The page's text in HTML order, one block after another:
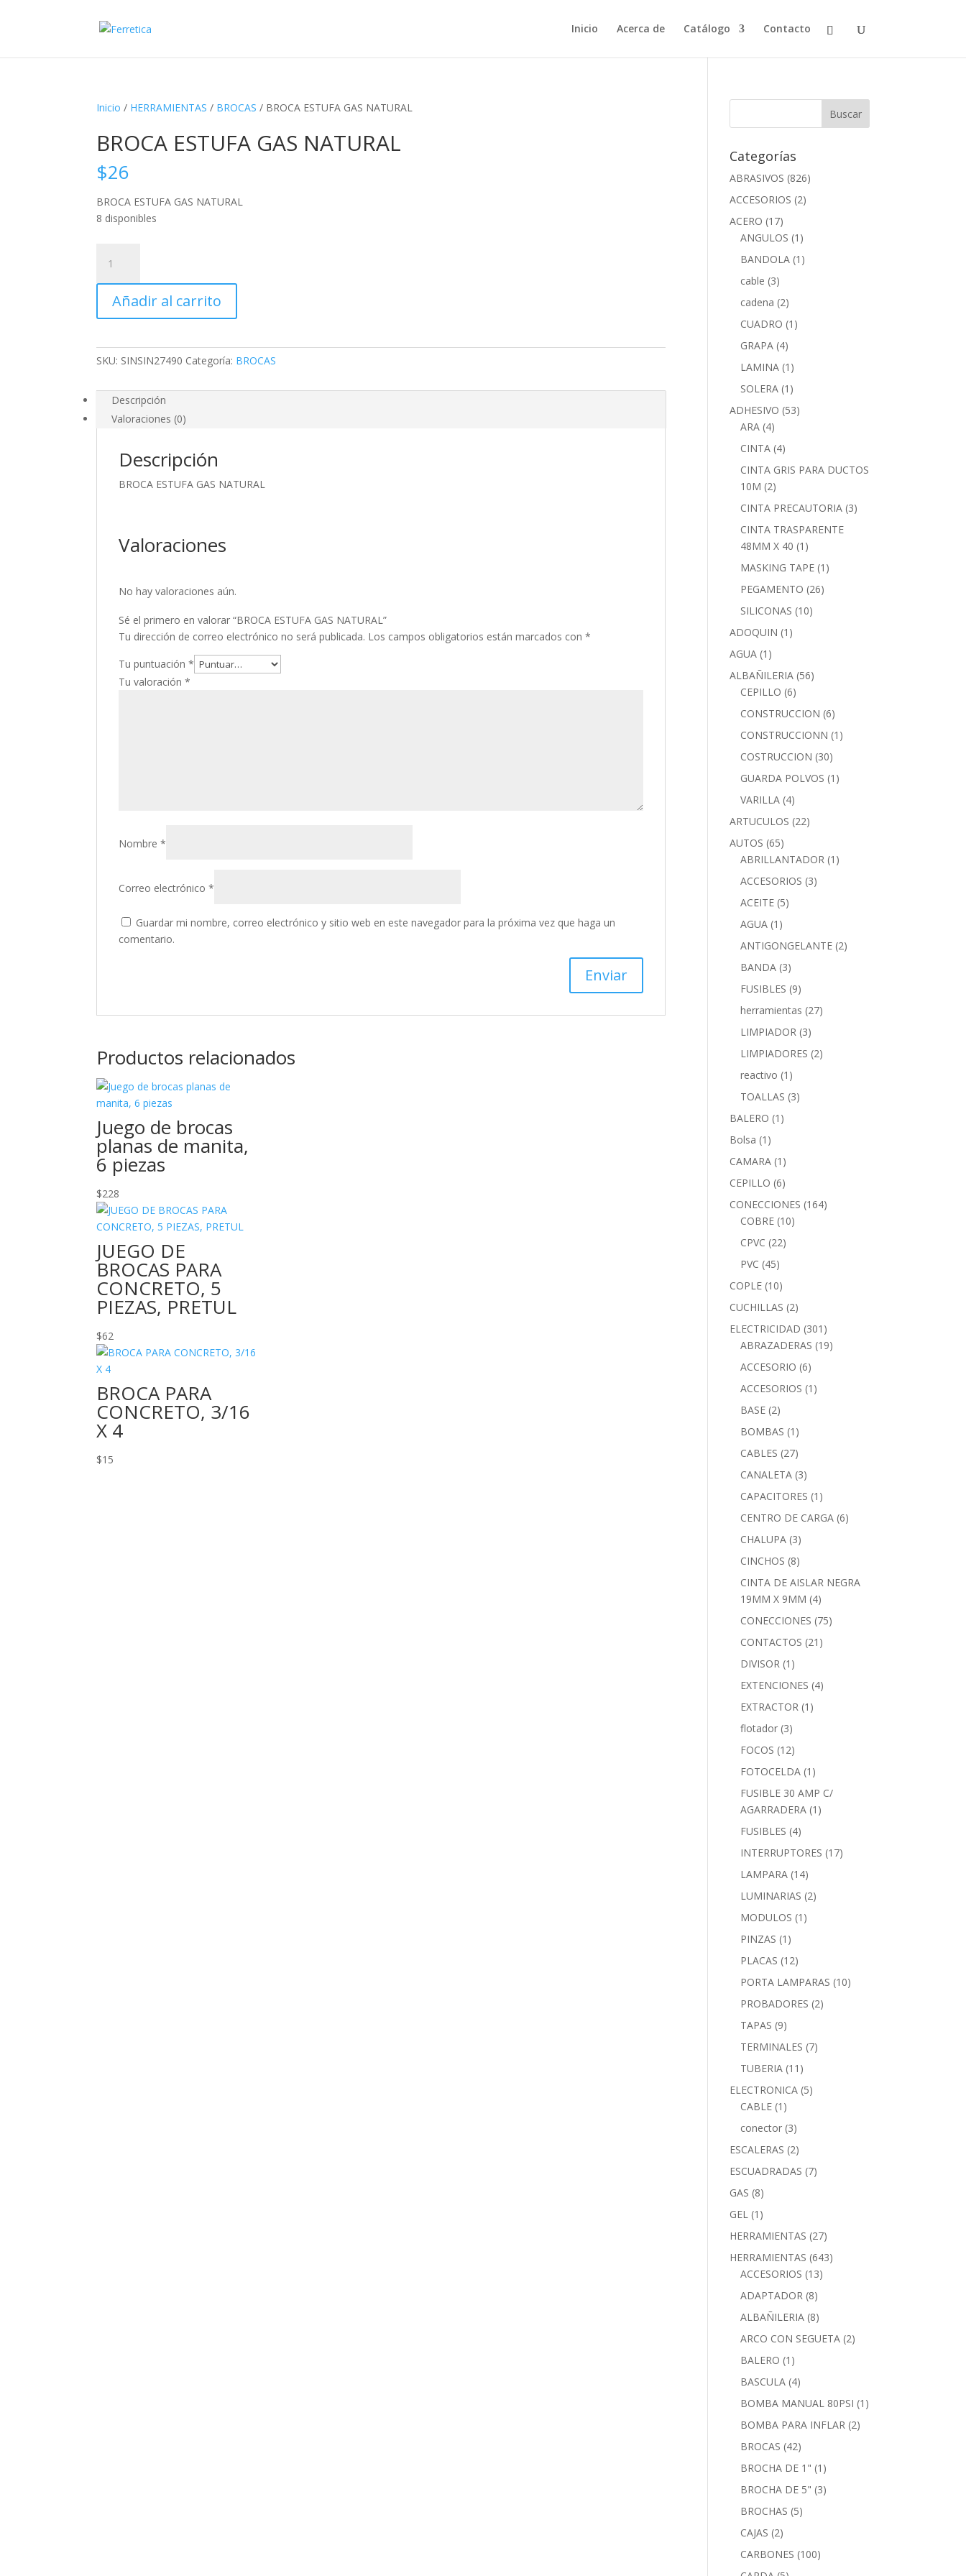
Inicio Acerca de Catálogo Contacto
Inicio / HERRAMIENTAS / BROCAS / BROCA ESTUFA GAS NATURAL
BROCA ESTUFA GAS NATURAL
$26
BROCA ESTUFA GAS NATURAL
8 disponibles
ESTUFA
GAS
NATURAL
cantidad
Añadir al carrito
SKU: SINSIN27490 Categoría: BROCAS
Descripción
Valoraciones (0)
Descripción
BROCA ESTUFA GAS NATURAL
Valoraciones
No hay valoraciones aún.
Sé el primero en valorar “BROCA ESTUFA GAS NATURAL”
Tu dirección de correo electrónico no será publicada. Los campos obligatorios están marcados con*
Tu puntuación*
Tu valoración*
Nombre*
Correo electrónico*
Guardar mi nombre, correo electrónico y sitio web en este navegador para la próxima vez que haga un
comentario.
Productos relacionados
Juego de brocas
planas de manita,
6 piezas
$228
JUEGO DE
BROCAS PARA
CONCRETO, 5
PIEZAS, PRETUL
$62
BROCA PARA
CONCRETO, 3/16
X 4
$15
Categorías
ABRASIVOS (826)
ACCESORIOS (2)
ACERO (17)
ANGULOS (1)
BANDOLA (1)
cable (3)
cadena (2)
CUADRO (1)
GRAPA (4)
LAMINA (1)
SOLERA (1)
ADHESIVO (53)
ARA (4)
CINTA (4)
CINTA GRIS PARA DUCTOS
10M (2)
CINTA PRECAUTORIA (3)
CINTA TRASPARENTE
48MM X 40 (1)
MASKING TAPE (1)
PEGAMENTO (26)
SILICONAS (10)
ADOQUIN (1)
AGUA (1)
ALBAÑILERIA (56)
CEPILLO (6)
CONSTRUCCION (6)
CONSTRUCCIONN (1)
COSTRUCCION (30)
GUARDA POLVOS (1)
VARILLA (4)
ARTUCULOS (22)
AUTOS (65)
ABRILLANTADOR (1)
ACCESORIOS (3)
ACEITE (5)
AGUA (1)
ANTIGONGELANTE (2)
BANDA (3)
FUSIBLES (9)
herramientas (27)
LIMPIADOR (3)
LIMPIADORES (2)
reactivo (1)
TOALLAS (3)
BALERO (1)
Bolsa (1)
CAMARA (1)
CEPILLO (6)
CONECCIONES (164)
COBRE (10)
CPVC (22)
PVC (45)
COPLE (10)
CUCHILLAS (2)
ELECTRICIDAD (301)
ABRAZADERAS (19)
ACCESORIO (6)
ACCESORIOS (1)
BASE (2)
BOMBAS (1)
CABLES (27)
CANALETA (3)
CAPACITORES (1)
CENTRO DE CARGA (6)
CHALUPA (3)
CINCHOS (8)
CINTA DE AISLAR NEGRA
19MM X 9MM (4)
CONECCIONES (75)
CONTACTOS (21)
DIVISOR (1)
EXTENCIONES (4)
EXTRACTOR (1)
flotador (3)
FOCOS (12)
FOTOCELDA (1)
FUSIBLE 30 AMP C/
AGARRADERA (1)
FUSIBLES (4)
INTERRUPTORES (17)
LAMPARA (14)
LUMINARIAS (2)
MODULOS (1)
PINZAS (1)
PLACAS (12)
PORTA LAMPARAS (10)
PROBADORES (2)
TAPAS (9)
TERMINALES (7)
TUBERIA (11)
ELECTRONICA (5)
CABLE (1)
conector (3)
ESCALERAS (2)
ESCUADRADAS (7)
GAS (8)
GEL (1)
HERRAMIENTAS (27)
HERRAMIENTAS (643)
ACCESORIOS (13)
ADAPTADOR (8)
ALBAÑILERIA (8)
ARCO CON SEGUETA (2)
BALERO (1)
BASCULA (4)
BOMBA MANUAL 80PSI (1)
BOMBA PARA INFLAR (2)
BROCAS (42)
BROCHA DE 1" (1)
BROCHA DE 5" (3)
BROCHAS (5)
CAJAS (2)
CARBONES (100)